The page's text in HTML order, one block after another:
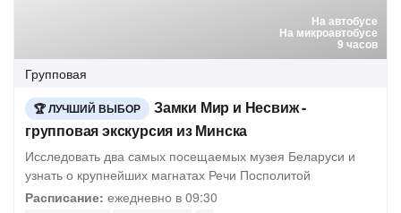
На автобусе
На микроавтобусе
9 часов
Групповая
ЛУЧШИЙ ВЫБОР
Замки Мир и Несвиж -
групповая экскурсия из Минска
Исследовать два самых посещаемых музея Беларуси и
узнать о крупнейших магнатах Речи Посполитой
Расписание: ежедневно в 09:30